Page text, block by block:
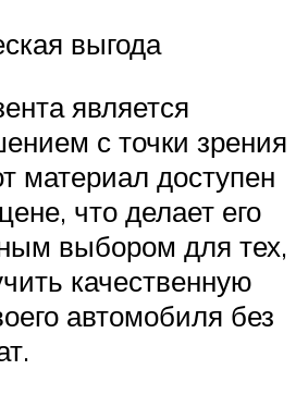
выгода
является
с точки зрения
материал доступен
что делает его
выбором для тех,
качественную
автомобиля без